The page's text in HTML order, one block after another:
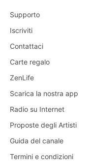
Supporto
Iscriviti
Contattaci
Carte regalo
ZenLife
Scarica la nostra app
Radio su Internet
Proposte degli Artisti
Guida del canale
Termini e condizioni